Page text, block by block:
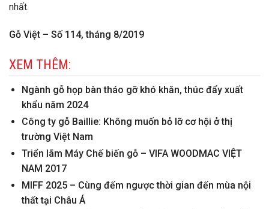
nhất.
Gỗ Việt – Số 114, tháng 8/2019
XEM THÊM:
Ngành gỗ họp bàn tháo gỡ khó khăn, thúc đẩy xuất
khẩu năm 2024
Công ty gỗ Baillie: Không muốn bỏ lỡ cơ hội ở thị
trường Việt Nam
Triển lãm Máy Chế biến gỗ – VIFA WOODMAC VIỆT
NAM 2017
MIFF 2025 – Cùng đếm ngược thời gian đến mùa nội
thất tại Châu Á